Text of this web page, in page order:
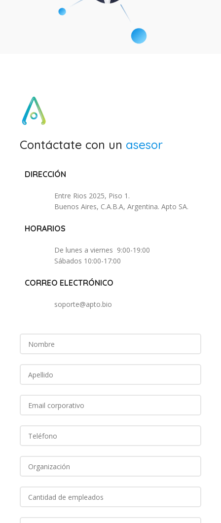
Contáctate con un asesor
DIRECCIÓN
Entre Rios 2025, Piso 1.
Buenos Aires, C.A.B.A, Argentina. Apto SA.
HORARIOS
De lunes a viernes 9:00-19:00
Sábados 10:00-17:00
CORREO ELECTRÓNICO
soporte@apto.bio